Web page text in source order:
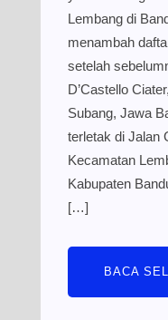
Lembang di
menambah
setelah
D’Castello
Subang, Jawa
terletak di Jalan
Kecamatan
Kabupaten
[…]
BACA